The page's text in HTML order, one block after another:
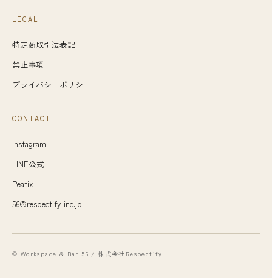
LEGAL
特定商取引法表記
禁止事項
プライバシーポリシー
CONTACT
Instagram
LINE公式
Peatix
56@respectify-inc.jp
© Workspace & Bar 56 / 株式会社Respectify